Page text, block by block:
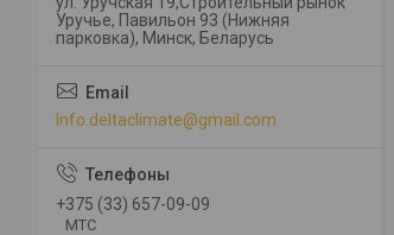
Уручье, Павильон 93 (Нижняя
парковка), Минск, Беларусь
Info.deltaclimate@gmail.com
+375 (33) 657-09-09
МТС